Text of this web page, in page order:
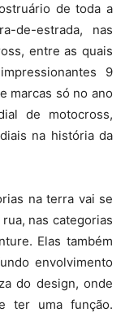
de toda a
de-estrada, nas
entre as quais
9
marcas só no ano
de motocross,
na história da
na terra vai se
nas categorias
Elas também
envolvimento
do design, onde
ter uma função.